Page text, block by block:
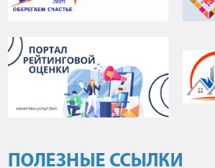
ПОЛЕЗНЫЕ ССЫЛКИ